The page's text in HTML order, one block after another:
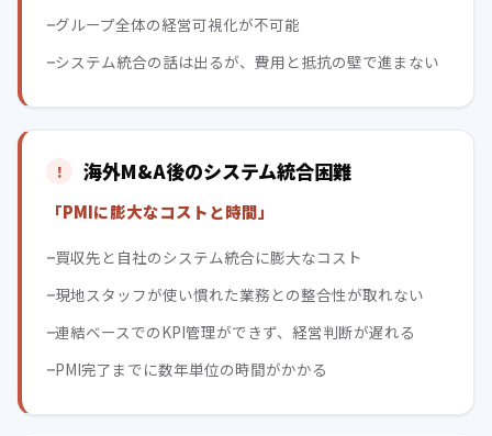
グループ全体の経営可視化が不可能
システム統合の話は出るが、費用と抵抗の壁で進まない
海外M&A後のシステム統合困難
「PMIに膨大なコストと時間」
買収先と自社のシステム統合に膨大なコスト
現地スタッフが使い慣れた業務との整合性が取れない
連結ベースでのKPI管理ができず、経営判断が遅れる
PMI完了までに数年単位の時間がかかる